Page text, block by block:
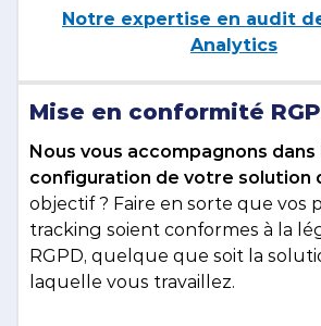
Notre expertise en audit
Analytics
Mise en conformité
Nous vous accompagnons
configuration de votre solution
objectif ? Faire en sorte que vos
tracking soient conformes à la
RGPD, quelque que soit la
laquelle vous travaillez.